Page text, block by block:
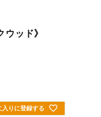
ッド》
入りに登録する